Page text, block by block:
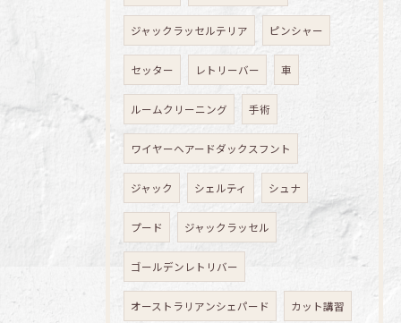
ジャックラッセルテリア ピンシャー
セッター レトリーバー 車
ルームクリーニング 手術
ワイヤーヘアードダックスフント
ジャック シェルティ シュナ
プード ジャックラッセル
ゴールデンレトリバー
オーストラリアンシェパード カット講習